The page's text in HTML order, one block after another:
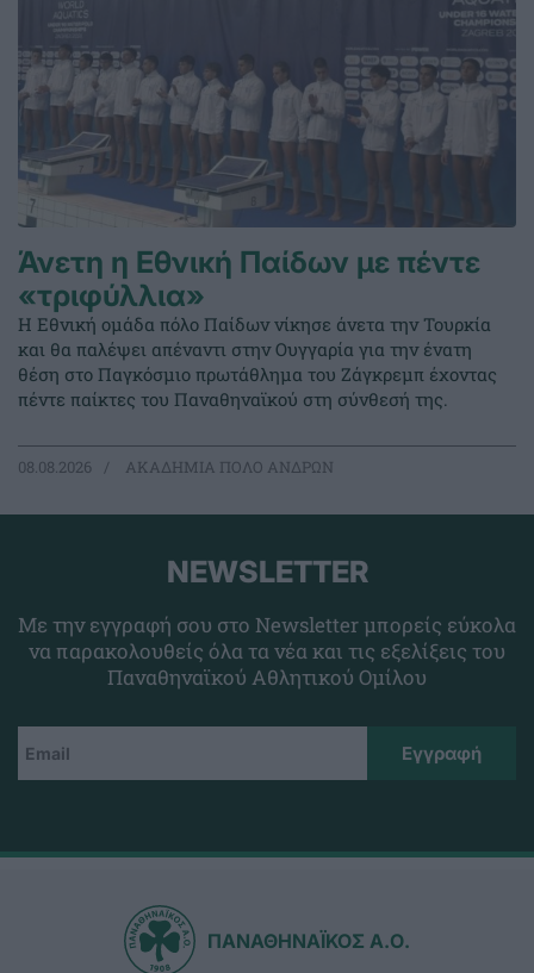
Άνετη η Εθνική Παίδων με πέντε
«τριφύλλια»
Η Εθνική ομάδα πόλο Παίδων νίκησε άνετα την Τουρκία
και θα παλέψει απέναντι στην Ουγγαρία για την ένατη
θέση στο Παγκόσμιο πρωτάθλημα του Ζάγκρεμπ έχοντας
πέντε παίκτες του Παναθηναϊκού στη σύνθεσή της.
08.08.2026 ΑΚΑΔΗΜΙΑ ΠΟΛΟ ΑΝΔΡΩΝ
NEWSLETTER
Με την εγγραφή σου στο Newsletter μπορείς εύκολα
να παρακολουθείς όλα τα νέα και τις εξελίξεις του
Παναθηναϊκού Αθλητικού Ομίλου
ΠΑΝΑΘΗΝΑΪΚΟΣ Α.Ο.